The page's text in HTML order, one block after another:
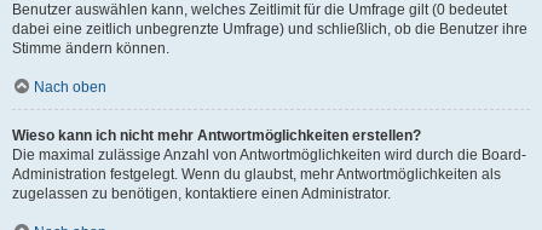
Benutzer auswählen kann, welches Zeitlimit für die Umfrage gilt (0 bedeutet
dabei eine zeitlich unbegrenzte Umfrage) und schließlich, ob die Benutzer ihre
Stimme ändern können.
Nach oben
Wieso kann ich nicht mehr Antwortmöglichkeiten erstellen?
Die maximal zulässige Anzahl von Antwortmöglichkeiten wird durch die Board-
Administration festgelegt. Wenn du glaubst, mehr Antwortmöglichkeiten als
zugelassen zu benötigen, kontaktiere einen Administrator.